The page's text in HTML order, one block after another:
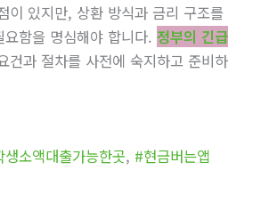
이 있지만, 상환 방식과 금리 구조를
함을 명심해야 합니다. 정부의 긴급
건과 절차를 사전에 숙지하고 준비하
생소액대출가능한곳, #현금버는앱